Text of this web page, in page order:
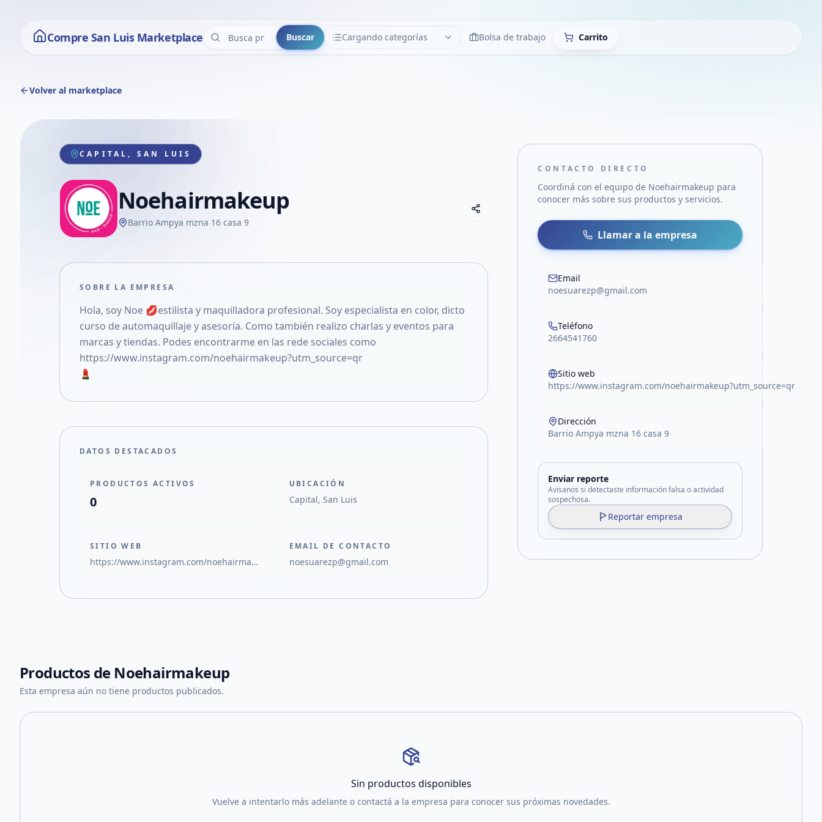
Compre San Luis Marketplace Buscar Cargando categorías
CATEGORÍAS LimpiarBolsa de trabajo Carrito
Volver al marketplace
CAPITAL, SAN LUIS
Noehairmakeup
Barrio Ampya mzna 16 casa 9
Compartir empresa
Compartir por WhatsApp
Compartir por mail
Compartir en Facebook
SOBRE LA EMPRESA
Hola, soy Noe 💋estilista y maquilladora profesional. Soy especialista en color, dicto
curso de automaquillaje y asesoría. Como también realizo charlas y eventos para
marcas y tiendas. Podes encontrarme en las rede sociales como
https://www.instagram.com/noehairmakeup?utm_source=qr
💄
DATOS DESTACADOS
PRODUCTOS ACTIVOS
0
UBICACIÓN
Capital, San Luis
SITIO WEB
https://www.instagram.com/noehairmakeup?utm_source=qr
EMAIL DE CONTACTO
noesuarezp@gmail.com
CONTACTO DIRECTO
Coordiná con el equipo de Noehairmakeup para
conocer más sobre sus productos y servicios.
Llamar a la empresa
Email
noesuarezp@gmail.com
Teléfono
2664541760
Sitio web
https://www.instagram.com/noehairmakeup?utm_source=qr
Dirección
Barrio Ampya mzna 16 casa 9
Enviar reporte
Avisanos si detectaste información falsa o actividad
sospechosa.
Reportar empresa
Productos de Noehairmakeup
Esta empresa aún no tiene productos publicados.
Sin productos disponibles
Vuelve a intentarlo más adelante o contactá a la empresa para conocer sus próximas novedades.